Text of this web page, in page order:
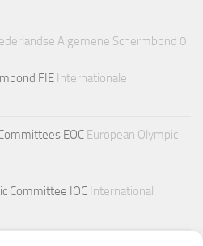
Algemene Schermbond 0
FIE Internationale
EOC European Olympic
IOC International